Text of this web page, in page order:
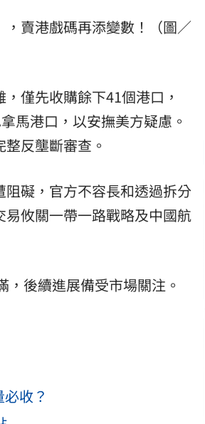
賣港戲碼再添變數！（圖／
僅先收購餘下41個港口，
馬港口，以安撫美方疑慮。
反壟斷審查。
礙，官方不容長和透過拆分
易攸關一帶一路戰略及中國航
後續進展備受市場關注。
收？